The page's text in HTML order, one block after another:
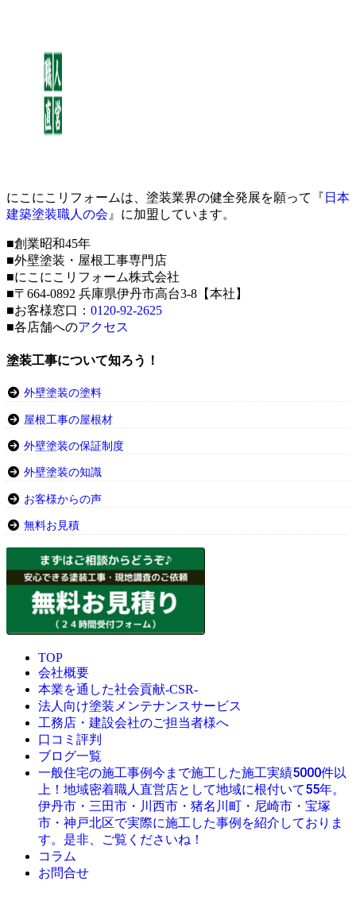
にこにこリフォームは、塗装業界の健全発展を願って『 日本
建築塗装職人の会 』に加盟しています。
■創業昭和45年
■外壁塗装・屋根工事専門店
■にこにこリフォーム株式会社
■〒664-0892 兵庫県伊丹市高台3-8【本社】
■お客様窓口： 0120-92-2625
■各店舗へのアクセス
塗装工事について知ろう！
外壁塗装の塗料
屋根工事の屋根材
外壁塗装の保証制度
外壁塗装の知識
お客様からの声
無料お見積
TOP
会社概要
本業を通した社会貢献-CSR-
法人向け塗装メンテナンスサービス
工務店・建設会社のご担当者様へ
口コミ評判
ブログ一覧
一般住宅の施工事例今まで施工した施工実績5000件以
上！地域密着職人直営店として地域に根付いて55年。
伊丹市・三田市・川西市・猪名川町・尼崎市・宝塚
市・神戸北区で実際に施工した事例を紹介しておりま
す。是非、ご覧くださいね！
コラム
お問合せ